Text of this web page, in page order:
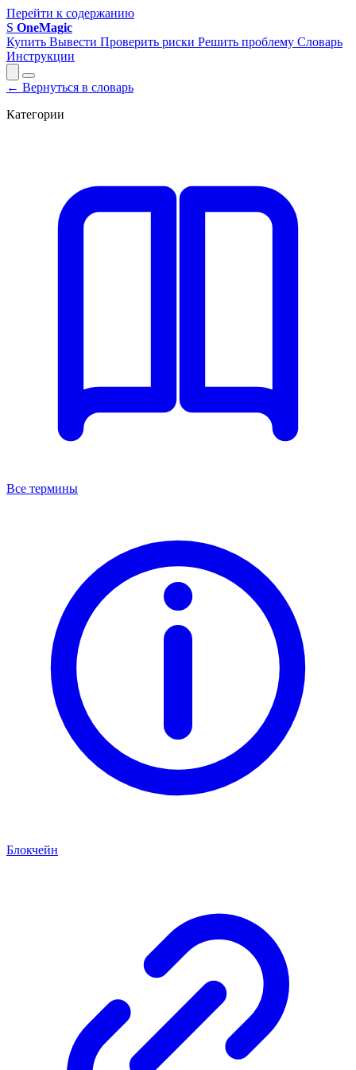
Перейти к содержанию
S OneMagic
Купить Вывести Проверить риски Решить проблему Словарь
Инструкции
← Вернуться в словарь
Категории
Все термины
Блокчейн